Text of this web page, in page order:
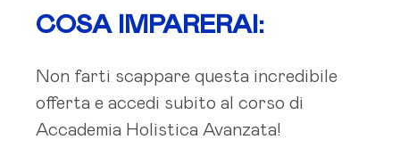
COSA IMPARERAI:
Non farti scappare questa incredibile
offerta e accedi subito al corso di
Accademia Holistica Avanzata!